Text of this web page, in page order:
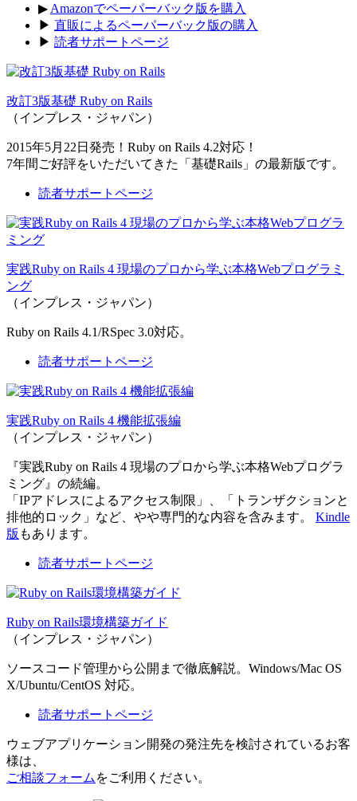
▶ Amazonでペーパーバック版を購入
▶ 直販によるペーパーバック版の購入
▶ 読者サポートページ
改訂3版基礎 Ruby on Rails
（インプレス・ジャパン）
2015年5月22日発売！Ruby on Rails 4.2対応！
7年間ご好評をいただいてきた「基礎Rails」の最新版です。
読者サポートページ
実践Ruby on Rails 4 現場のプロから学ぶ本格Webプログラミ
ング
（インプレス・ジャパン）
Ruby on Rails 4.1/RSpec 3.0対応。
読者サポートページ
実践Ruby on Rails 4 機能拡張編
（インプレス・ジャパン）
『実践Ruby on Rails 4 現場のプロから学ぶ本格Webプログラ
ミング』の続編。
「IPアドレスによるアクセス制限」、「トランザクションと
排他的ロック」など、やや専門的な内容を含みます。 Kindle
版 もあります。
読者サポートページ
Ruby on Rails環境構築ガイド
（インプレス・ジャパン）
ソースコード管理から公開まで徹底解説。Windows/Mac OS
X/Ubuntu/CentOS 対応。
読者サポートページ
ウェブアプリケーション開発の発注先を検討されているお客
様は、
ご相談フォーム をご利用ください。